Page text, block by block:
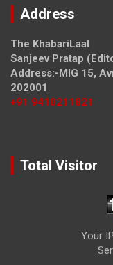
Address
The KhabariLaal
Sanjeev Pratap
Address:-MIG 15,
202001
+91 9410211821
Total Visitor
Your